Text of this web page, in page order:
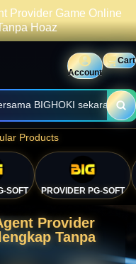
Provider Game Online
Hoaz
dan mudah digunakan.
desktop maupun mobile.
BIGHOKI sekarang.
Account
Cart
Products
SOFT PROVIDER PG-SOFT
Provider
Tanpa